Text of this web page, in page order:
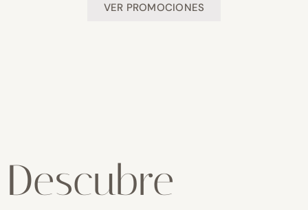
VER PROMOCIONES
Descubre